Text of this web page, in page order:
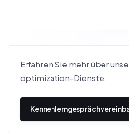
Erfahren Sie mehr über
optimization-Dienste.
Kennenlerngespräch